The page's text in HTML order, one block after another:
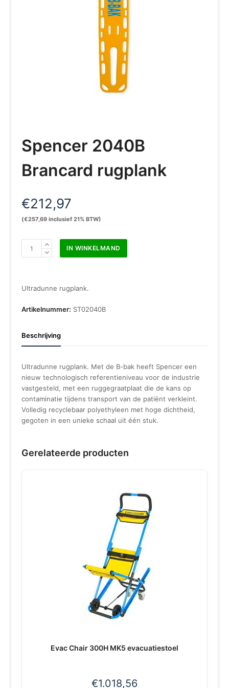
Spencer 2040B
Brancard rugplank
€212,97
(€257,69 inclusief 21% BTW)
Spencer
aantal
IN WINKELMAND
Ultradunne rugplank.
Artikelnummer: ST02040B
Beschrijving
Ultradunne rugplank. Met de B-bak heeft Spencer een
nieuw technologisch referentieniveau voor de industrie
vastgesteld, met een ruggegraatplaat die de kans op
contaminatie tijdens transport van de patiënt verkleint.
Volledig recyclebaar polyethyleen met hoge dichtheid,
gegoten in een unieke schaal uit één stuk.
Gerelateerde producten
Evac Chair 300H MK5 evacuatiestoel
€1.018,56